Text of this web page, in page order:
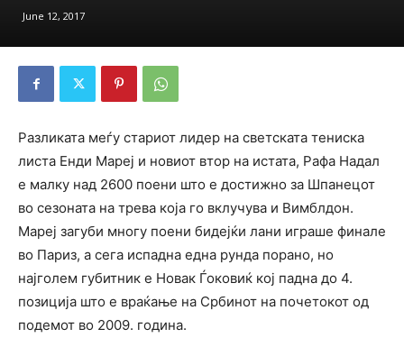
June 12, 2017
Разликата меѓу стариот лидер на светската тениска
листа Енди Мареј и новиот втор на истата, Рафа Надал
е малку над 2600 поени што е достижно за Шпанецот
во сезоната на трева која го вклучува и Вимблдон.
Мареј загуби многу поени бидејќи лани играше финале
во Париз, а сега испадна една рунда порано, но
најголем губитник е Новак Ѓоковиќ кој падна до 4.
позиција што е враќање на Србинот на почетокот од
подемот во 2009. година.